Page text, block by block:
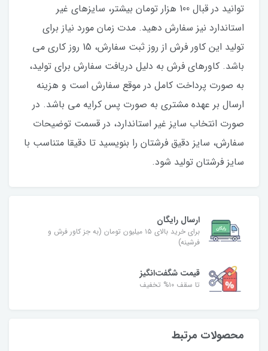
توانید در قبال 100 هزار تومان بیشتر، سایزهای غیر
استاندارد نیز سفارش دهید. مدت زمان مورد نیاز برای
تولید این کاور فرش از روز ثبت سفارش، 15 روز کاری می
باشد. کاورهای فرش به دلیل دریافت سفارش برای تولید،
به صورت پرداخت کامل در موقع سفارش است و هزینه
ارسال بر عهده مشتری به صورت پس کرایه می باشد. در
صورت انتخاب سایز غیر استاندارد، در قسمت توضیحات
سفارش، سایز دقیق فرشتان را بنویسید تا دقیقا متناسب با
سایز فرشتان تولید شود.
ارسال رایگان
برای خرید بالای ۱۵ میلیون تومان (به جز کاور فرش و
فرشینه)
قیمت شگفت‌انگیز
تا سقف ۱۰% تخفیف
محصولات مرتبط